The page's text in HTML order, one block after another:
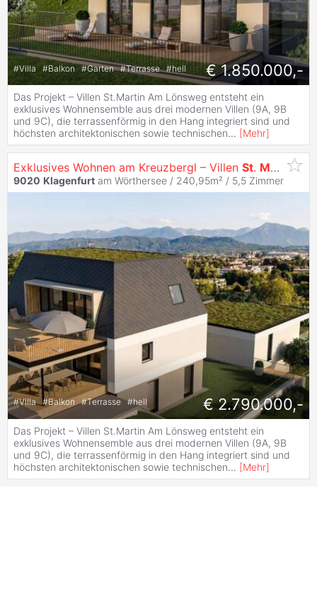
#Villa #Balkon #Garten #Terrasse #hell € 1.850.000,-
Das Projekt – Villen St.Martin Am Lönsweg entsteht ein
exklusives Wohnensemble aus drei modernen Villen (9A, 9B
und 9C), die terrassenförmig in den Hang integriert sind und
höchsten architektonischen sowie technischen... [Mehr]
Exklusives Wohnen am Kreuzbergl – Villen St. Martin mit
9020 Klagenfurt am Wörthersee / 240,95m² / 5,5 Zimmer
#Villa #Balkon #Terrasse #hell € 2.790.000,-
Das Projekt – Villen St.Martin Am Lönsweg entsteht ein
exklusives Wohnensemble aus drei modernen Villen (9A, 9B
und 9C), die terrassenförmig in den Hang integriert sind und
höchsten architektonischen sowie technischen... [Mehr]